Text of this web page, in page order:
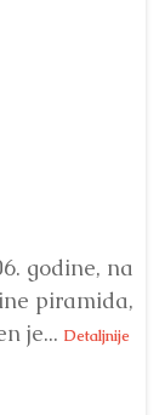
godine, na
piramida,
je... Detaljnije